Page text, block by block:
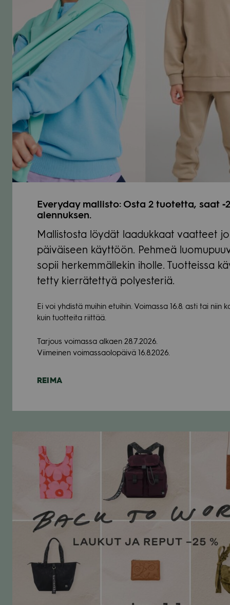
Eve­ry­day mal­listo: Osta 2 tuo­tetta, saat
alen­nuk­sen.
Mal­lis­tosta löy­dät laa­duk­kaat vaat­teet
päi­väi­seen käyt­töön. Peh­meä
sopii her­kem­mäl­le­kin iholle. Tuot­teissa
tetty kier­rä­tet­tyä polyes­te­riä.
Ei voi yhdistä mui­hin etui­hin. Voi­massa 16.8. asti tai niin
kuin tuot­teita riit­tää.
Tar­jous voi­massa alkaen 28.7.2026.
Vii­mei­nen voi­mas­sao­lo­päivä 16.8.2026.
REIMA